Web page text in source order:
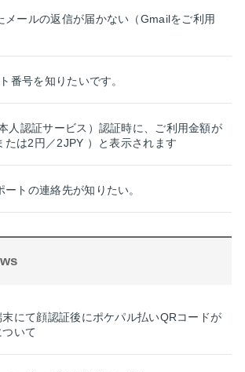
メールの返信が届かない（Gmailをご利用
番号を知りたいです。
人認証サービス）認証時に、ご利用金額が
たは2円／2JPY ）と表示されます
ートの連絡先が知りたい。
末にて顔認証後にポケパル払いQRコードが
いて